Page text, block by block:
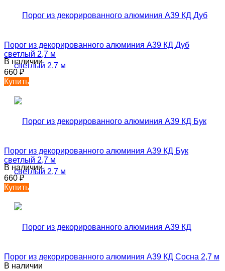
Порог из декорированного алюминия А39 КД Дуб
светлый 2,7 м
В наличии
660₽
Купить
Порог из декорированного алюминия А39 КД Бук
светлый 2,7 м
В наличии
660₽
Купить
Порог из декорированного алюминия А39 КД Сосна 2,7 м
В наличии